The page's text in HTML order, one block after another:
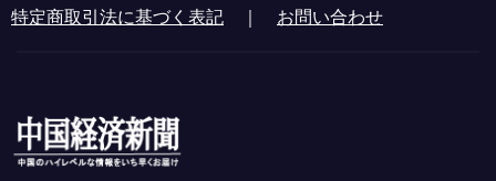
特定商取引法に基づく表記 ｜ お問い合わせ